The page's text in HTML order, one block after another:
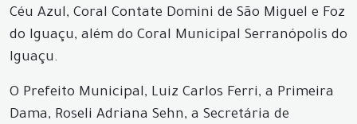
Céu Azul, Coral Contate Domini de São Miguel e Foz
do Iguaçu, além do Coral Municipal Serranópolis do
Iguaçu.
O Prefeito Municipal, Luiz Carlos Ferri, a Primeira
Dama, Roseli Adriana Sehn, a Secretária de